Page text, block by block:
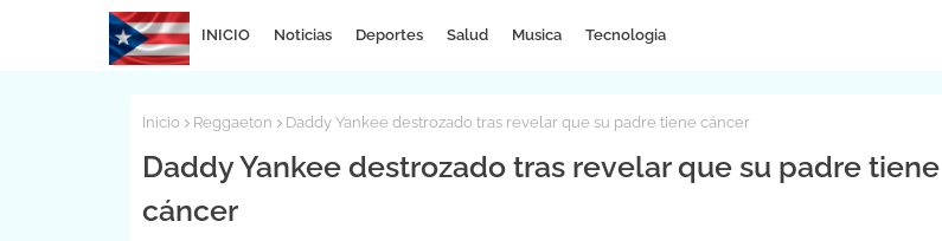
INICIO Noticias Deportes Salud Musica Tecnologia
Inicio Reggaeton Daddy Yankee destrozado tras revelar que su padre tiene cáncer
Daddy Yankee destrozado tras revelar que su padre tiene
cáncer